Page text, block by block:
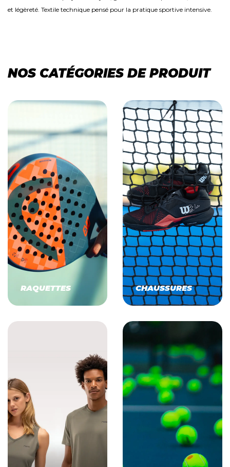
et légèreté. Textile technique pensé pour la pratique sportive intensive.
NOS CATÉGORIES DE PRODUIT
RAQUETTES CHAUSSURES